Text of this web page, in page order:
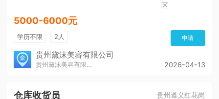
区
5000-6000元
学历不限 2人 申请
贵州黛沫美容有限公司
贵州黛沫美容有限公司 2026-04-13
仓库收货员
贵州遵义红花岗